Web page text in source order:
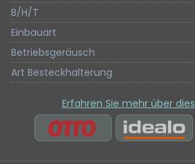
B/H/T
Einbauart
Betriebsgeräusch
Art Besteckhalterung
Erfahren Sie mehr über